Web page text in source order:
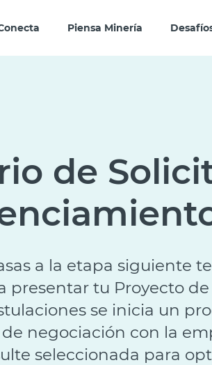
Piensa Minería
de
a la etapa siguiente
presentar tu Proyecto
se inicia un
negociación con la
seleccionada para